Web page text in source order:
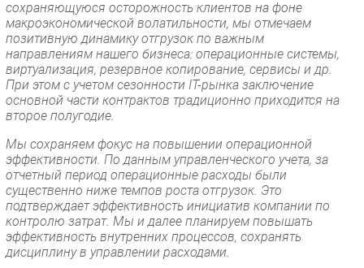
сохраняющуюся осторожность клиентов на фоне
макроэкономической волатильности, мы отмечаем
позитивную динамику отгрузок по важным
направлениям нашего бизнеса: операционные системы,
виртуализация, резервное копирование, сервисы и др.
При этом с учетом сезонности IT-рынка заключение
основной части контрактов традиционно приходится на
второе полугодие.
Мы сохраняем фокус на повышении операционной
эффективности. По данным управленческого учета, за
отчетный период операционные расходы были
существенно ниже темпов роста отгрузок. Это
подтверждает эффективность инициатив компании по
контролю затрат. Мы и далее планируем повышать
эффективность внутренних процессов, сохранять
дисциплину в управлении расходами.